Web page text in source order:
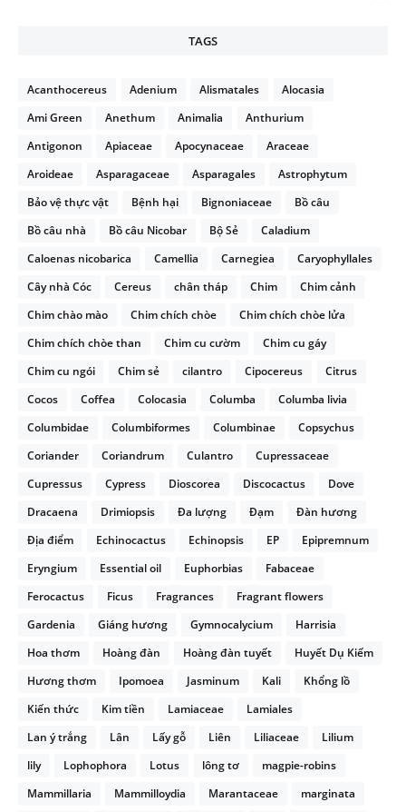
TAGS
Acanthocereus Adenium Alismatales
Alocasia
Ami Green
Anethum Animalia
Anthurium
Antigonon
Apiaceae Apocynaceae
Araceae
Aroideae
Asparagaceae Asparagales
Astrophytum
Bảo vệ thực vật
Bệnh hại Bignoniaceae
Bồ câu
Bồ câu nhà
Bồ câu Nicobar Bộ Sẻ
Caladium
Caloenas nicobarica
Camellia Carnegiea
Caryophyllales
Cây nhà Cóc
Cereus chân tháp Chim
Chim cảnh
Chim chào mào
Chim chích chòe
Chim chích chòe lửa
Chim chích chòe than
Chim cu cườm
Chim cu gáy
Chim cu ngói
Chim sẻ cilantro Cipocereus
Citrus
Cocos
Coffea Colocasia Columba
Columba livia
Columbidae
Columbiformes Columbinae
Copsychus
Coriander
Coriandrum Culantro
Cupressaceae
Cupressus
Cypress Dioscorea Discocactus
Dove
Dracaena
Drimiopsis Đa lượng Đạm
Đàn hương
Địa điểm
Echinocactus Echinopsis EP
Epipremnum
Eryngium
Essential oil Euphorbias
Fabaceae
Ferocactus
Ficus Fragrances
Fragrant flowers
Gardenia
Giáng hương Gymnocalycium
Harrisia
Hoa thơm
Hoàng đàn Hoàng đàn tuyết
Huyết Dụ Kiếm
Hương thơm
Ipomoea Jasminum Kali
Khổng lồ
Kiến thức
Kim tiền Lamiaceae
Lamiales
Lan ý trắng
Lân Lấy gỗ Liên Liliaceae
Lilium
lily
Lophophora Lotus lông tơ
magpie-robins
Mammillaria
Mammilloydia Marantaceae
marginata